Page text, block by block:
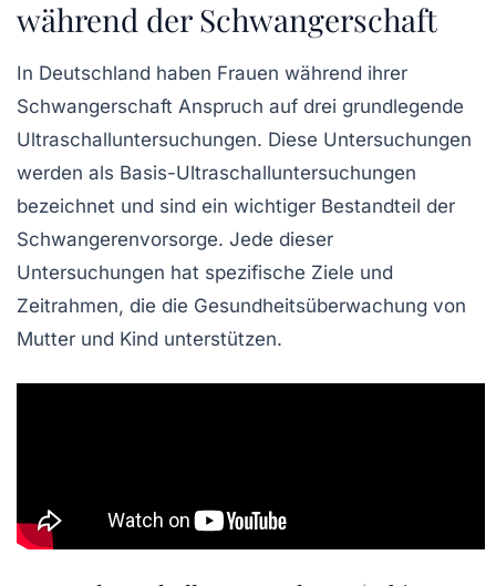
während der Schwangerschaft
In Deutschland haben Frauen während ihrer
Schwangerschaft Anspruch auf drei grundlegende
Ultraschalluntersuchungen. Diese Untersuchungen
werden als Basis-Ultraschalluntersuchungen
bezeichnet und sind ein wichtiger Bestandteil der
Schwangerenvorsorge. Jede dieser
Untersuchungen hat spezifische Ziele und
Zeitrahmen, die die Gesundheitsüberwachung von
Mutter und Kind unterstützen.